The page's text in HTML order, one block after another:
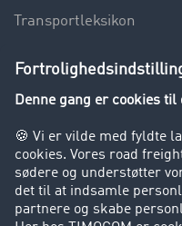
Transportleksikon
Lastbilkørsel forbudt
Kunder hverver kunder
Success Stories